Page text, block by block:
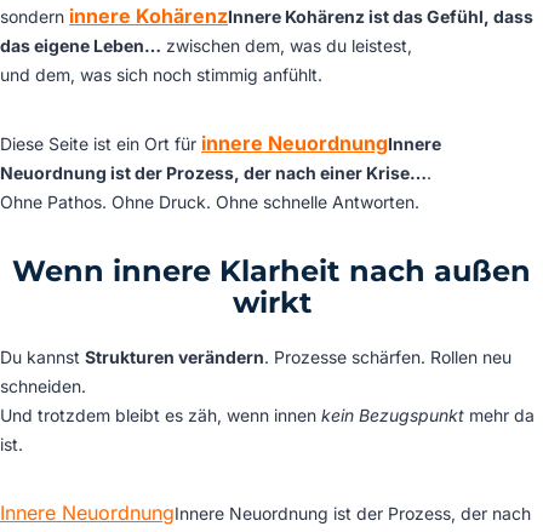
sondern innere KohärenzInnere Kohärenz ist das Gefühl, dass
das eigene Leben… zwischen dem, was du leistest,
und dem, was sich noch stimmig anfühlt.
Diese Seite ist ein Ort für innere NeuordnungInnere
Neuordnung ist der Prozess, der nach einer Krise….
Ohne Pathos. Ohne Druck. Ohne schnelle Antworten.
Wenn innere Klarheit nach außen
wirkt
Du kannst Strukturen verändern. Prozesse schärfen. Rollen neu
schneiden.
Und trotzdem bleibt es zäh, wenn innen kein Bezugspunkt mehr da
ist.
Innere NeuordnungInnere Neuordnung ist der Prozess, der nach